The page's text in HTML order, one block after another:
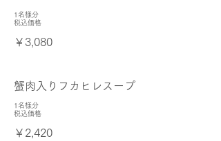
1名様分
税込価格
￥3,080
蟹肉入りフカヒレスープ
1名様分
税込価格
￥2,420